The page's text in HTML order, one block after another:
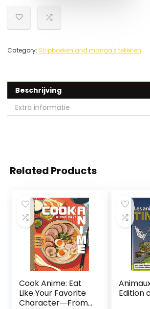
Category: Stripboeken and manga's tekenen
Beschrijving
Extra informatie
Related Products
Cook Anime: Eat
Like Your Favorite
Character―From
Edition